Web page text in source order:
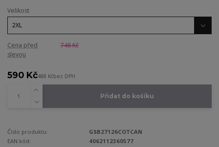
Velikost
Cena před
slevou
748 Kč
590 Kč488 Kčbez DPH
Přidat do košíku
Číslo produktu:
GSB27126COTCAN
EAN kód:
4062112360577